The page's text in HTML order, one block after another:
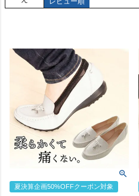
夏決算企画50%OFFクーポン対象